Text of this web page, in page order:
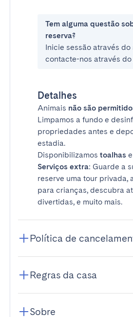
Tem alguma questão
reserva?
Inicie sessão através do
contacte-nos através do
Detalhes
Animais não são
Limpamos a fundo e
propriedades antes e
estadia.
Disponibilizamos toalhas
Serviços extra: Guarde a
reserve uma tour privada,
para crianças, descubra
divertidas, e muito mais.
Política de
Regras da casa
Sobre